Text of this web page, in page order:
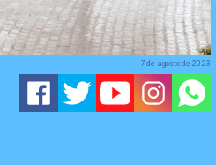
7 de agosto de 2023